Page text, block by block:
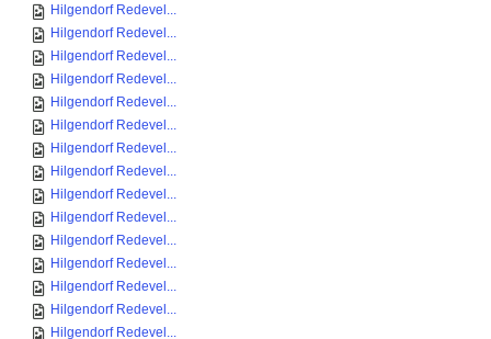
Hilgendorf Redevel...
Hilgendorf Redevel...
Hilgendorf Redevel...
Hilgendorf Redevel...
Hilgendorf Redevel...
Hilgendorf Redevel...
Hilgendorf Redevel...
Hilgendorf Redevel...
Hilgendorf Redevel...
Hilgendorf Redevel...
Hilgendorf Redevel...
Hilgendorf Redevel...
Hilgendorf Redevel...
Hilgendorf Redevel...
Hilgendorf Redevel...